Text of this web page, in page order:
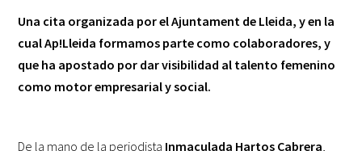
Una cita organizada por el Ajuntament de Lleida, y en la
cual Ap!Lleida formamos parte como colaboradores, y
que ha apostado por dar visibilidad al talento femenino
como motor empresarial y social.
De la mano de la periodista Inmaculada Hartos Cabrera